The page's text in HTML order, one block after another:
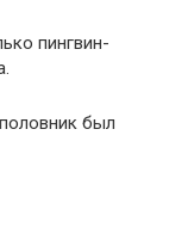
пингвин-
был